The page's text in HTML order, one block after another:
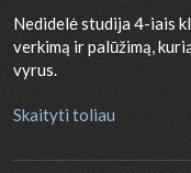
Nedidelė studija 4-iais
verkimą ir palūžimą,
vyrus.
Skaityti toliau